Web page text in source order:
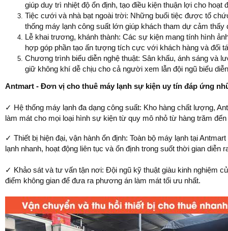
giúp duy trì nhiệt độ ổn định, tạo điều kiện thuận lợi cho hoạt
Tiệc cưới và nhà bạt ngoài trời: Những buổi tiệc được tổ
thống máy lạnh công suất lớn giúp khách tham dự cảm
Lễ khai trương, khánh thành: Các sự kiện mang tính hình
hợp góp phần tạo ấn tượng tích cực với khách hàng và đối
Chương trình biểu diễn nghệ thuật: Sân khấu, ánh sáng và
giữ không khí dễ chịu cho cả người xem lẫn đội ngũ biểu
Antmart - Đơn vị cho thuê máy lạnh sự kiện uy tín đáp ứng
✓ Hệ thống máy lạnh đa dạng công suất: Kho hàng chất lượng,
làm mát cho mọi loại hình sự kiện từ quy mô nhỏ từ hàng trăm
✓ Thiết bị hiện đại, vận hành ổn định: Toàn bộ máy lạnh tại
lạnh nhanh, hoạt động liên tục và ổn định trong suốt thời gian diễn
✓ Khảo sát và tư vấn tận nơi: Đội ngũ kỹ thuật giàu kinh nghiệm
điểm không gian để đưa ra phương án làm mát tối ưu nhất.